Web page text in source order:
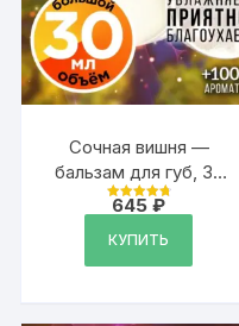
Сочная вишня —
бальзам для губ, 30
мл
Оценка
645₽
КУПИТЬ